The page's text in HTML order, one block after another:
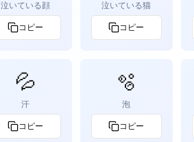
泣いている顔
コピー
泣いている猫
コピー
💦
汗
コピー
🫧
泡
コピー